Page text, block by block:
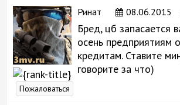
Ринат 08.06.2015
Бред, цб запасается
осень предприятиям
кредитам. Ставите
говорите за что)
Пожаловаться